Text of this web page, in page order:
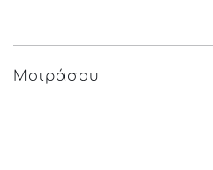
Μοιράσου